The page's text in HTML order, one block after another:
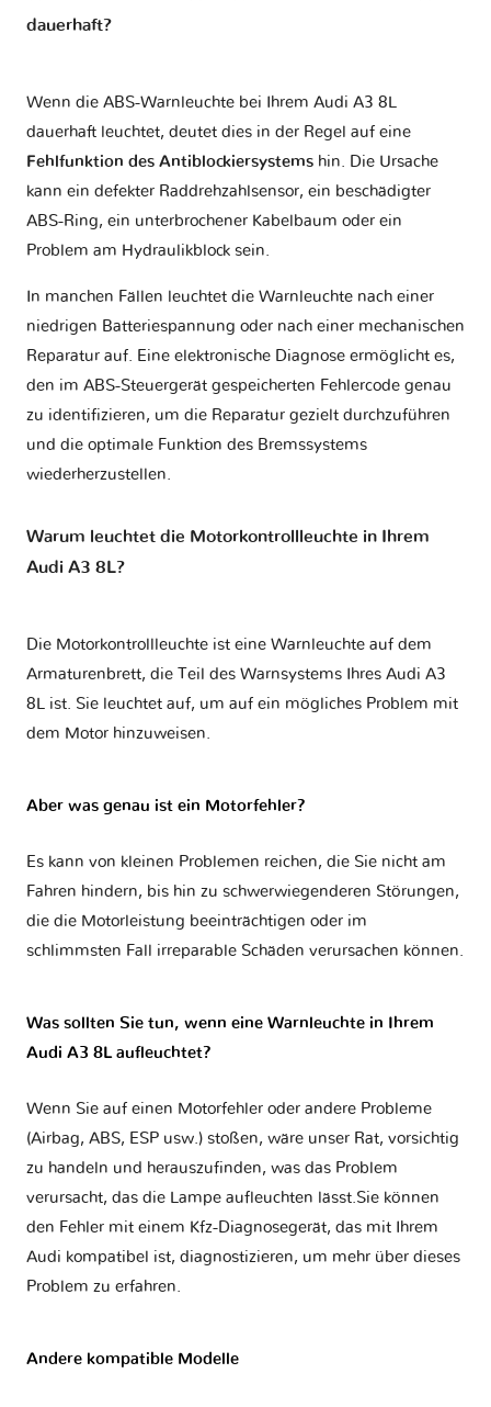
dauerhaft?
Wenn die ABS-Warnleuchte bei Ihrem Audi A3 8L
dauerhaft leuchtet, deutet dies in der Regel auf eine
Fehlfunktion des Antiblockiersystems hin. Die Ursache
kann ein defekter Raddrehzahlsensor, ein beschädigter
ABS-Ring, ein unterbrochener Kabelbaum oder ein
Problem am Hydraulikblock sein.
In manchen Fällen leuchtet die Warnleuchte nach einer
niedrigen Batteriespannung oder nach einer mechanischen
Reparatur auf. Eine elektronische Diagnose ermöglicht es,
den im ABS-Steuergerät gespeicherten Fehlercode genau
zu identifizieren, um die Reparatur gezielt durchzuführen
und die optimale Funktion des Bremssystems
wiederherzustellen.
Warum leuchtet die Motorkontrollleuchte in Ihrem
Audi A3 8L?
Die Motorkontrollleuchte ist eine Warnleuchte auf dem
Armaturenbrett, die Teil des Warnsystems Ihres Audi A3
8L ist. Sie leuchtet auf, um auf ein mögliches Problem mit
dem Motor hinzuweisen.
Aber was genau ist ein Motorfehler?
Es kann von kleinen Problemen reichen, die Sie nicht am
Fahren hindern, bis hin zu schwerwiegenderen Störungen,
die die Motorleistung beeinträchtigen oder im
schlimmsten Fall irreparable Schäden verursachen können.
Was sollten Sie tun, wenn eine Warnleuchte in Ihrem
Audi A3 8L aufleuchtet?
Wenn Sie auf einen Motorfehler oder andere Probleme
(Airbag, ABS, ESP usw.) stoßen, wäre unser Rat, vorsichtig
zu handeln und herauszufinden, was das Problem
verursacht, das die Lampe aufleuchten lässt.Sie können
den Fehler mit einem Kfz-Diagnosegerät, das mit Ihrem
Audi kompatibel ist, diagnostizieren, um mehr über dieses
Problem zu erfahren.
Andere kompatible Modelle